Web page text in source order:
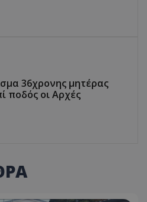
36χρονης μητέρας
ποδός οι Αρχές